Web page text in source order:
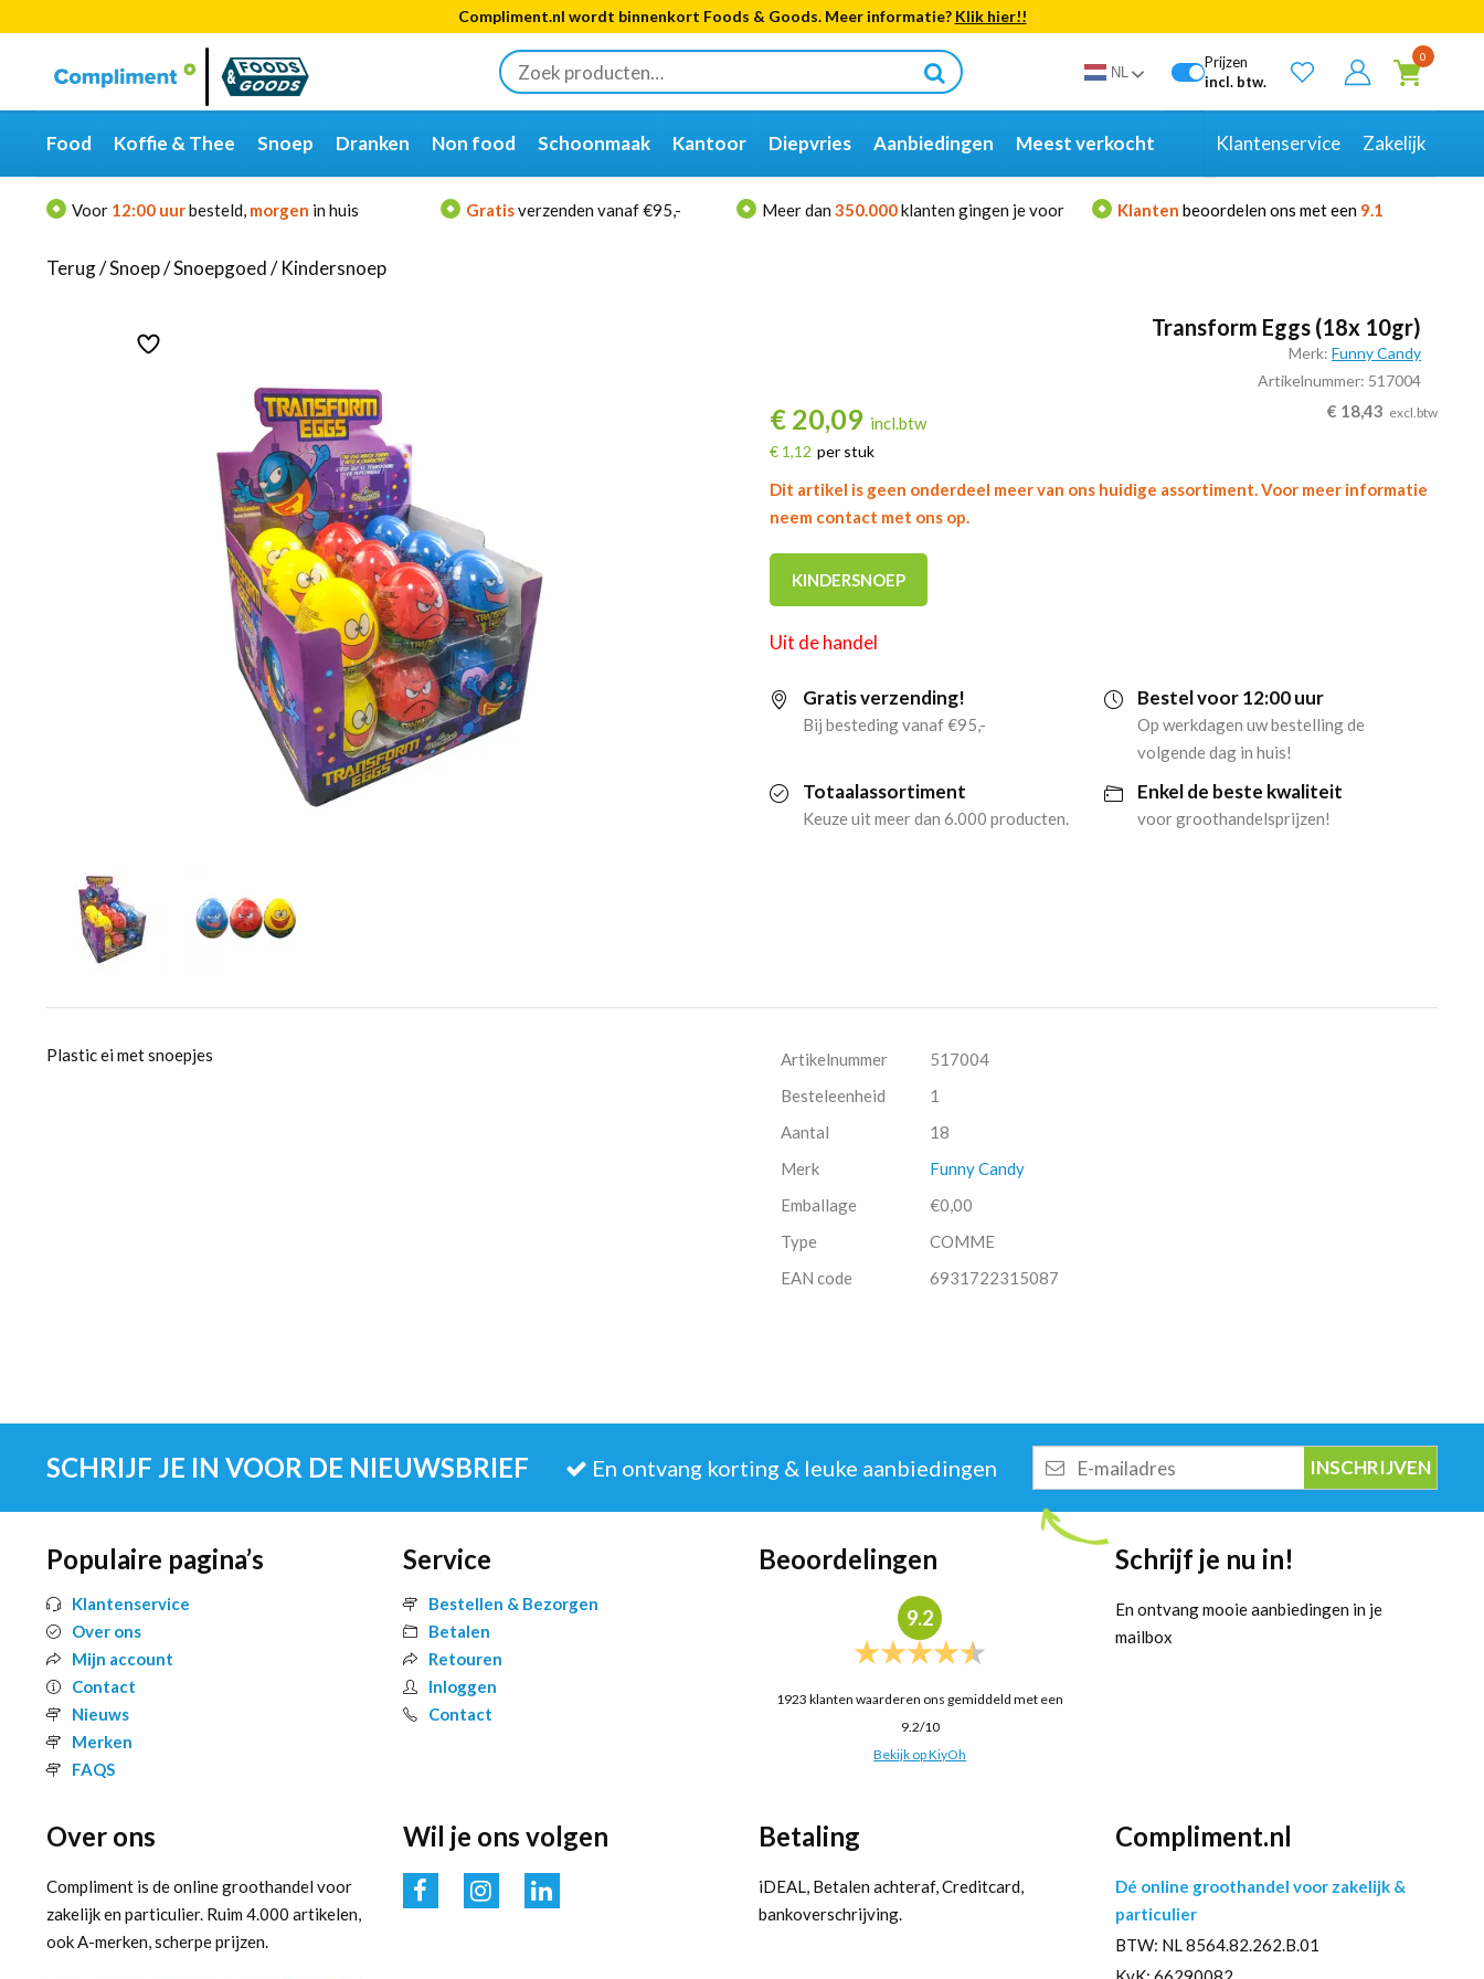
Compliment.nl wordt binnenkort Foods & Goods. Meer informatie? Klik hier!!
Zoeken
naar:
Categorieën
Merken
NL
Prijzen
incl. btw.
0
Food Koffie & Thee Snoep Dranken Non food Schoonmaak Kantoor Diepvries Aanbiedingen Meest verkocht Klantenservice Zakelijk
Voor 12:00 uurbesteld, morgen in huis Gratisverzenden vanaf €95,- Meer dan 350.000klanten gingen je voor Klanten beoordelen ons met een 9.1
Terug/Snoep/Snoepgoed/Kindersnoep
Transform Eggs (18x 10gr)
Merk: Funny Candy
Artikelnummer: 517004
€ 20,09 incl.btw
€ 1,12 per stuk
€ 18,43 excl.btw
Dit artikel is geen onderdeel meer van ons huidige assortiment. Voor meer informatie
neem contact met ons op.
KINDERSNOEP
Uit de handel
Gratis verzending!
Bij besteding vanaf €95,-
Bestel voor 12:00 uur
Op werkdagen uw bestelling de
volgende dag in huis!
Totaalassortiment
Keuze uit meer dan 6.000 producten.
Enkel de beste kwaliteit
voor groothandelsprijzen!
Plastic ei met snoepjes Artikelnummer
517004
Besteleenheid
1
Aantal
18
Merk
Funny Candy
Emballage
€0,00
Type
COMME
EAN code
6931722315087
SCHRIJF JE IN VOOR DE NIEUWSBRIEF En ontvang korting & leuke aanbiedingen
mailadres
Populaire pagina’s
Klantenservice
Over ons
Mijn account
Contact
Nieuws
Merken
FAQS
Service
Bestellen & Bezorgen
Betalen
Retouren
Inloggen
Contact
Beoordelingen
9.2
1923 klanten waarderen ons gemiddeld met een
9.2/10
Bekijk op KiyOh
Schrijf je nu in!
En ontvang mooie aanbiedingen in je
mailbox
Over ons
Compliment is de online groothandel voor
zakelijk en particulier. Ruim 4.000 artikelen,
ook A-merken, scherpe prijzen.
Wil je ons volgen Betaling
iDEAL, Betalen achteraf, Creditcard,
bankoverschrijving.
Compliment.nl
Dé online groothandel voor zakelijk &
particulier
BTW: NL 8564.82.262.B.01